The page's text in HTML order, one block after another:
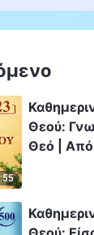
Θεού:
Θεό |